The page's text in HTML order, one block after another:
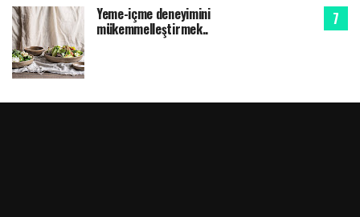
Yeme-içme deneyimini
mükemmelleştirmek..